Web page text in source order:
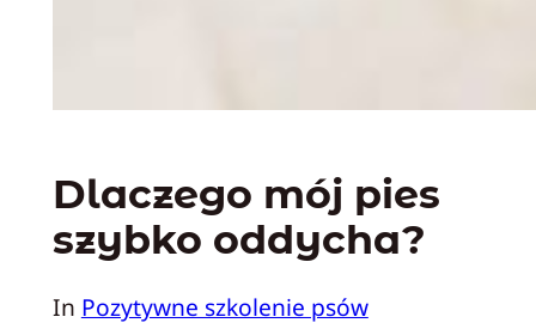
Dlaczego mój pies
szybko oddycha?
In Pozytywne szkolenie psów